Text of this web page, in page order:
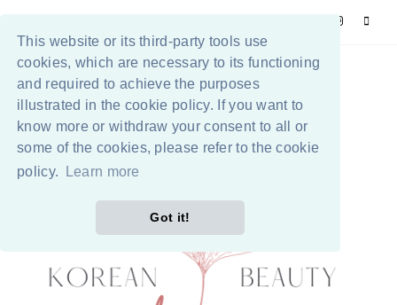
This website or its third-party tools use
cookies, which are necessary to its functioning
and required to achieve the purposes
illustrated in the cookie policy. If you want to
know more or withdraw your consent to all or
some of the cookies, please refer to the cookie
policy.
Learn more
Got it!